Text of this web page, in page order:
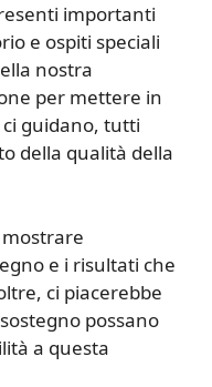
importanti
e ospiti speciali
nostra
per mettere in
guidano, tutti
della qualità della
e i risultati che
ci piacerebbe
possano
a questa